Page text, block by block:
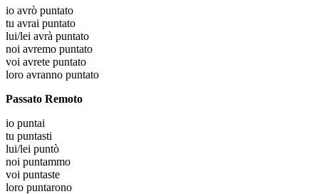
io avrò puntato
tu avrai puntato
lui/lei avrà puntato
noi avremo puntato
voi avrete puntato
loro avranno puntato
Passato Remoto
io puntai
tu puntasti
lui/lei puntò
noi puntammo
voi puntaste
loro puntarono